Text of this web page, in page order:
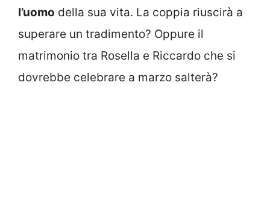
l’uomo della sua vita. La coppia riuscirà a
superare un tradimento? Oppure il
matrimonio tra Rosella e Riccardo che si
dovrebbe celebrare a marzo salterà?